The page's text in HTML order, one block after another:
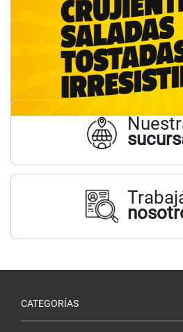
CATEGORÍAS